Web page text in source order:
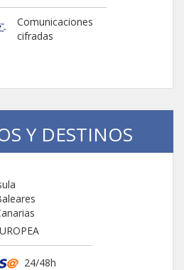
Comunicaciones
cifradas
Y DESTINOS
24/48h